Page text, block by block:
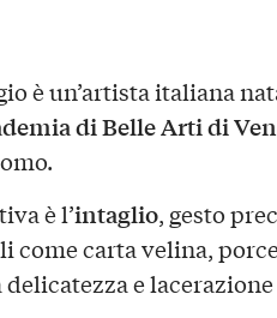
è un’artista italiana
di Belle Arti di
è l’intaglio, gesto
come carta velina,
e